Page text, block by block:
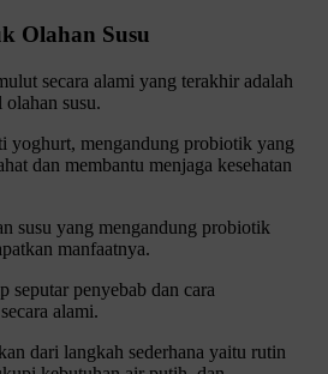
Olahan Susu
secara alami yang terakhir adalah
susu.
yoghurt, mengandung probiotik yang
dan membantu menjaga kesehatan
susu yang mengandung probiotik
manfaatnya.
seputar penyebab dan cara
alami.
dari langkah sederhana yaitu rutin